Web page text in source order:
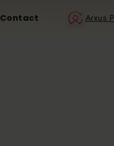
Contact Arxus